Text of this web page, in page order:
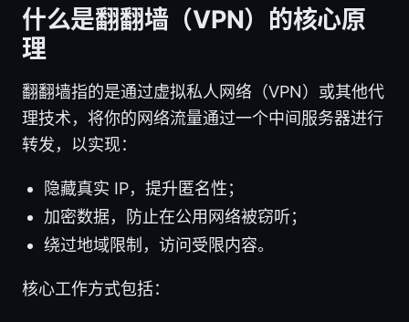
什么是翻翻墙（VPN）的核心原
理
翻翻墙指的是通过虚拟私人网络（VPN）或其他代
理技术，将你的网络流量通过一个中间服务器进行
转发，以实现：
隐藏真实 IP，提升匿名性；
加密数据，防止在公用网络被窃听；
绕过地域限制，访问受限内容。
核心工作方式包括：